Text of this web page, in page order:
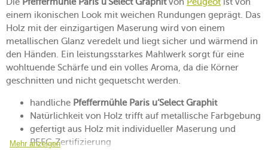
einem ikonischen Look mit weichen Rundungen geprägt. Das
Holz mit der einzigartigen Maserung wird von einem
metallischen Glanz veredelt und liegt sicher und wärmend in
den Händen. Ein leistungsstarkes Mahlwerk sorgt für eine
wohltuende Schärfe und ein volles Aroma, da die Körner
geschnitten und nicht gequetscht werden.
handliche Pfeffermühle Paris u‘Select Graphit
Natürlichkeit von Holz trifft auf metallische Farbgebung
gefertigt aus Holz mit individueller Maserung und
PEFC-Zertifizierung
Mehr anzeigen